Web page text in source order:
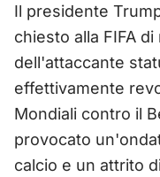
Il presidente
chiesto alla FIFA
dell'attaccante
effettivamente
Mondiali contro il
provocato
calcio e un attrito